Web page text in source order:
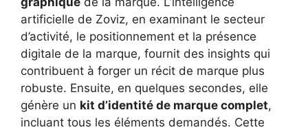
artificielle de Zoviz, en examinant le secteur
d’activité, le positionnement et la présence
digitale de la marque, fournit des insights qui
contribuent à forger un récit de marque plus
robuste. Ensuite, en quelques secondes, elle
génère un kit d’identité de marque complet,
incluant tous les éléments demandés. Cette